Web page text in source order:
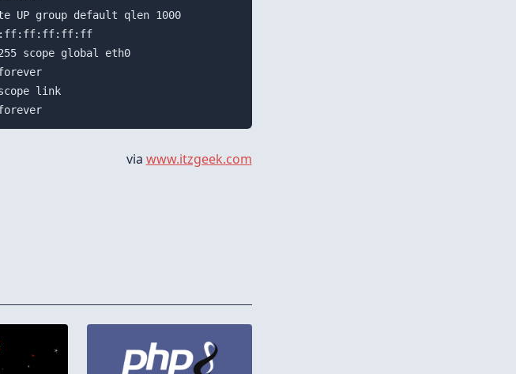
UP group default qlen 1000
scope global eth0
link
via www.itzgeek.com